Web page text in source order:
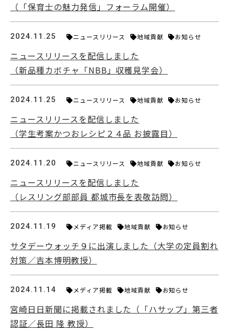
南九州大学公式SNS
English Việt Nam
アクセス
寄附のお願い
情報公開
採用情報
（「保育士の魅力発信」フォーラム開催）
2024.11.25 ニュースリリース 地域貢献 お知らせ
ニュースリリースを配信しました
（新品種カボチャ「NBB」収穫見学会）
2024.11.25 ニュースリリース 地域貢献 お知らせ
ニュースリリースを配信しました
（学生考案かつおレシピ２４品 お披露目）
2024.11.20 ニュースリリース 地域貢献 お知らせ
ニュースリリースを配信しました
（レスリング部部員 都城市長を表敬訪問）
2024.11.19 メディア掲載 地域貢献 お知らせ
サタデーウォッチ９に出演しました（大学の定員割れ
対策／吉本博明教授）
2024.11.14 メディア掲載 地域貢献 お知らせ
宮崎日日新聞に掲載されました（「ハサップ」第三者
認証／長田 隆 教授）